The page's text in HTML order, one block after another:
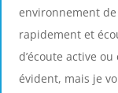
environnement
rapidement et
d’écoute active
évident, mais je